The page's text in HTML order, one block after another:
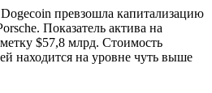
превзошла капитализацию
Показатель актива на
$57,8 млрд. Стоимость
находится на уровне чуть выше